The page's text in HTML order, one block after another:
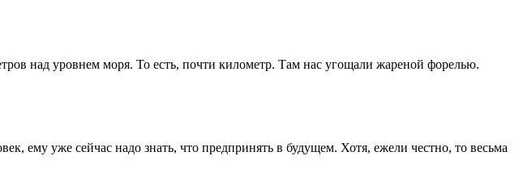
над уровнем моря. То есть, почти километр. Там нас угощали жареной форелью.
ему уже сейчас надо знать, что предпринять в будущем. Хотя, ежели честно, то весьма